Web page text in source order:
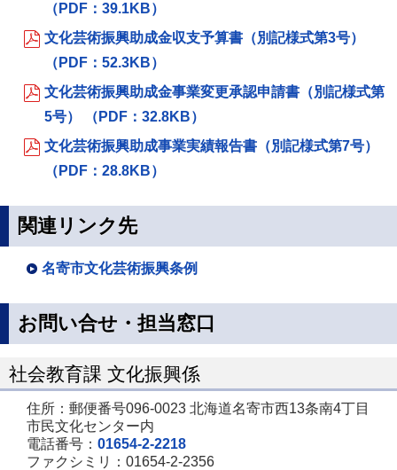
（PDF：39.1KB）
文化芸術振興助成金収支予算書（別記様式第3号）
（PDF：52.3KB）
文化芸術振興助成金事業変更承認申請書（別記様式第
5号） （PDF：32.8KB）
文化芸術振興助成事業実績報告書（別記様式第7号）
（PDF：28.8KB）
関連リンク先
名寄市文化芸術振興条例
お問い合せ・担当窓口
社会教育課 文化振興係
住所：郵便番号096-0023 北海道名寄市西13条南4丁目
市民文化センター内
電話番号： 01654-2-2218
ファクシミリ：01654-2-2356